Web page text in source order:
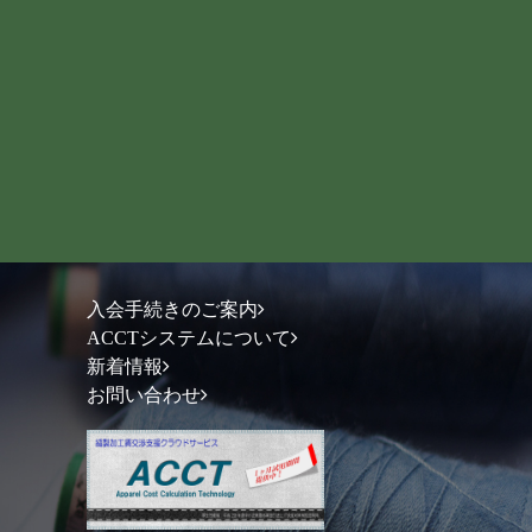
入会手続きのご案内
ACCTシステムについて
新着情報
お問い合わせ